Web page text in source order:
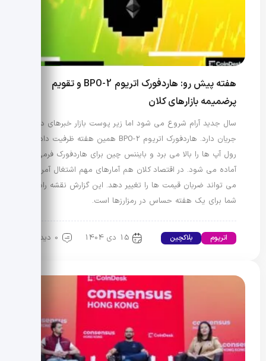
هفته پیش رو: هاردفورک اتریوم BPO-2 و تقویم
پرضمیمه بازارهای کلان
سال جدید آرام شروع می شود اما زیر پوست بازار خبرهای داغ
جریان دارد. هاردفورک اتریوم BPO-2 همین هفته ظرفیت داده
رول آپ ها را بالا می برد و بایننس چین برای هاردفورک فرمی
آماده می شود. در اقتصاد کلان هم آمارهای مهم اشتغال آمریکا
می تواند ضربان قیمت ها را تغییر دهد. این گزارش نقشه راه
شما برای یک هفته حساس در رمزارزها است.
اتریوم بلاکچین 15 دی 1404 0 دیدگاه